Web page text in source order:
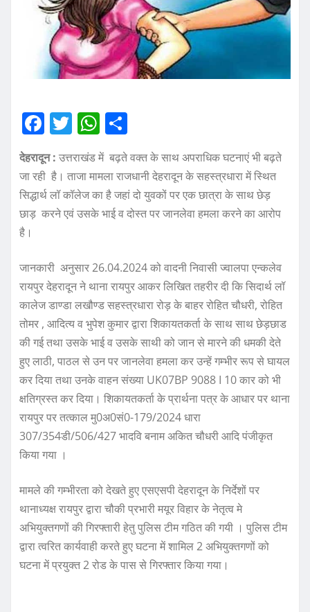
F
a
c
e
b
o
k
T
w
it
te
r
W
h
at
s
A
p
a
re
देहरादून : उत्तराखंड में बढ़ते वक्त के साथ अपराधिक घटनाएं भी बढ़ते
जा रही है। ताजा मामला राजधानी देहरादून के सहस्त्रधारा में स्थित
सिद्धार्थ लॉ कॉलेज का है जहां दो युवकों पर एक छात्रा के साथ छेड़
छाड़ करने एवं उसके भाई व दोस्त पर जानलेवा हमला करने का आरोप
है।
जानकारी अनुसार 26.04.2024 को वादनी निवासी ज्वालपा एन्कलेव
रायपुर देहरादून ने थाना रायपुर आकर लिखित तहरीर दी कि सिदार्थ लॉ
कालेज डाण्डा लखौण्ड सहस्त्रधारा रोड़ के बाहर रोहित चौधरी, रोहित
तोमर , आदित्य व भुपेश कुमार द्वारा शिकायतकर्ता के साथ साथ छेड़छाड
की गई तथा उसके भाई व उसके साथी को जान से मारने की धमकी देते
हुए लाठी, पाठल से उन पर जानलेवा हमला कर उन्हें गम्भीर रूप से घायल
कर दिया तथा उनके वाहन संख्या UK07BP 9088 I 10 कार को भी
क्षतिग्रस्त कर दिया। शिकायतकर्ता के प्रार्थना पत्र के आधार पर थाना
रायपुर पर तत्काल मु0अ0सं0-179/2024 धारा
307/354डी/506/427 भादवि बनाम अकित चौधरी आदि पंजीकृत
किया गया ।
मामले की गम्भीरता को देखते हुए एसएसपी देहरादून के निर्देशों पर
थानाध्यक्ष रायपुर द्वारा चौकी प्रभारी मयूर विहार के नेतृत्व मे
अभियुक्तगणों की गिरफ्तारी हेतु पुलिस टीम गठित की गयी । पुलिस टीम
द्वारा त्वरित कार्यवाही करते हुए घटना में शामिल 2 अभियुक्तगणों को
घटना में प्रयुक्त 2 रोड के पास से गिरफ्तार किया गया।